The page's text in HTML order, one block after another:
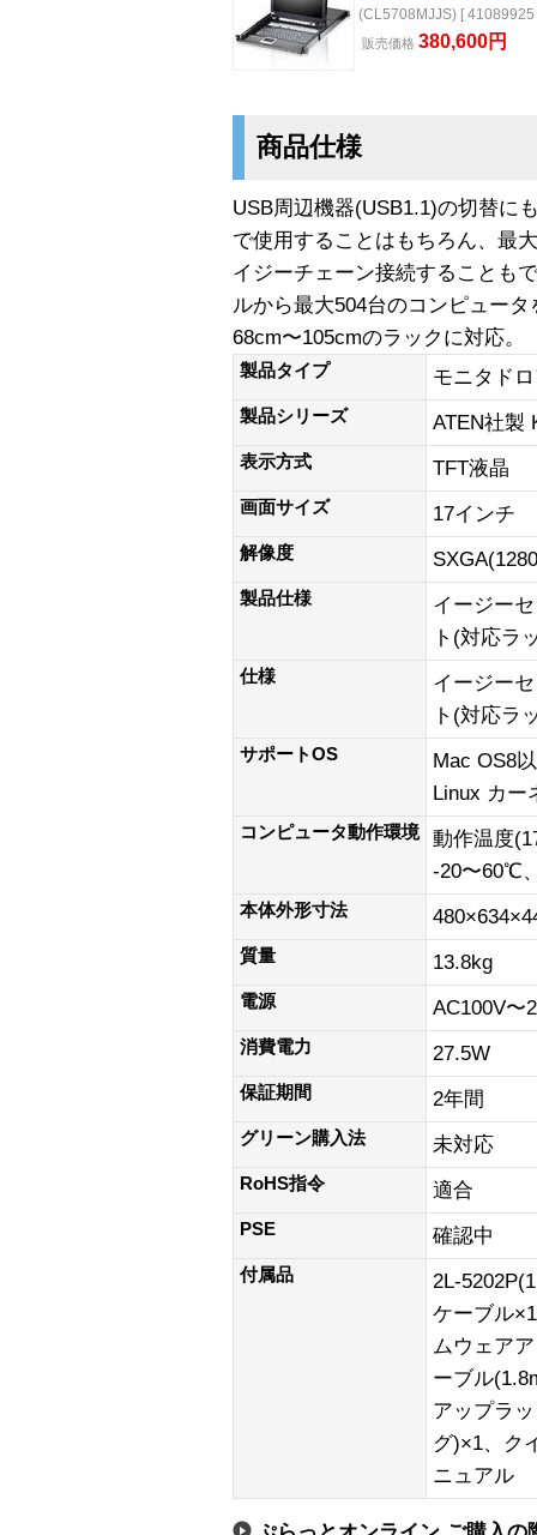
(CL5708MJJS) [ 41089925
販売価格 380,600円
商品仕様
USB周辺機器(USB1.1)の切替に
で使用することはもちろん、最
イジーチェーン接続することも
ルから最大504台のコンピュー
68cm〜105cmのラックに対応。
製品タイプ モニタド
製品シリーズ ATEN社製
表示方式 TFT液晶
画面サイズ 17インチ
解像度
製品仕様
イージー
ト(対応ラ
仕様
イージー
ト(対応ラ
サポートOS
Mac OS8
Linux カー
コンピュータ動作環境
動作温度
-20〜60℃
本体外形寸法
質量 13.8kg
電源 AC100V〜
消費電力 27.5W
保証期間 2年間
グリーン購入法 未対応
RoHS指令 適合
PSE 確認中
付属品
2L-
ケーブル
ムウェア
ーブル
アップラ
グ)×1、ク
ニュアル